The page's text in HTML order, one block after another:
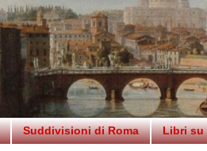
Suddivisioni di Roma Libri su